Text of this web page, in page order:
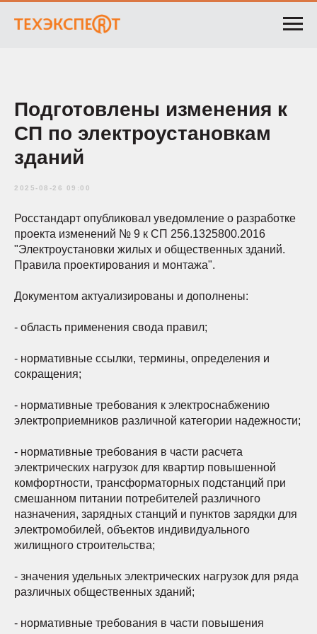
Подготовлены изменения к
СП по электроустановкам
зданий
2025-08-26 09:00
Росстандарт опубликовал уведомление о разработке
проекта изменений № 9 к СП 256.1325800.2016
"Электроустановки жилых и общественных зданий.
Правила проектирования и монтажа".
Документом актуализированы и дополнены:
- область применения свода правил;
- нормативные ссылки, термины, определения и
сокращения;
- нормативные требования к электроснабжению
электроприемников различной категории надежности;
- нормативные требования в части расчета
электрических нагрузок для квартир повышенной
комфортности, трансформаторных подстанций при
смешанном питании потребителей различного
назначения, зарядных станций и пунктов зарядки для
электромобилей, объектов индивидуального
жилищного строительства;
- значения удельных электрических нагрузок для ряда
различных общественных зданий;
- нормативные требования в части повышения